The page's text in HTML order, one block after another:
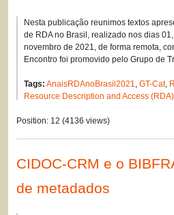
Nesta publicação reunimos textos
de RDA no Brasil, realizado nos dias
novembro de 2021, de forma remota,
Encontro foi promovido pelo Grupo de
Tags: AnaisRDAnoBrasil2021, GT-Cat,
Resource Description and Access (RDA)
Position: 12 (4136 views)
CIDOC-CRM e o
de metadados